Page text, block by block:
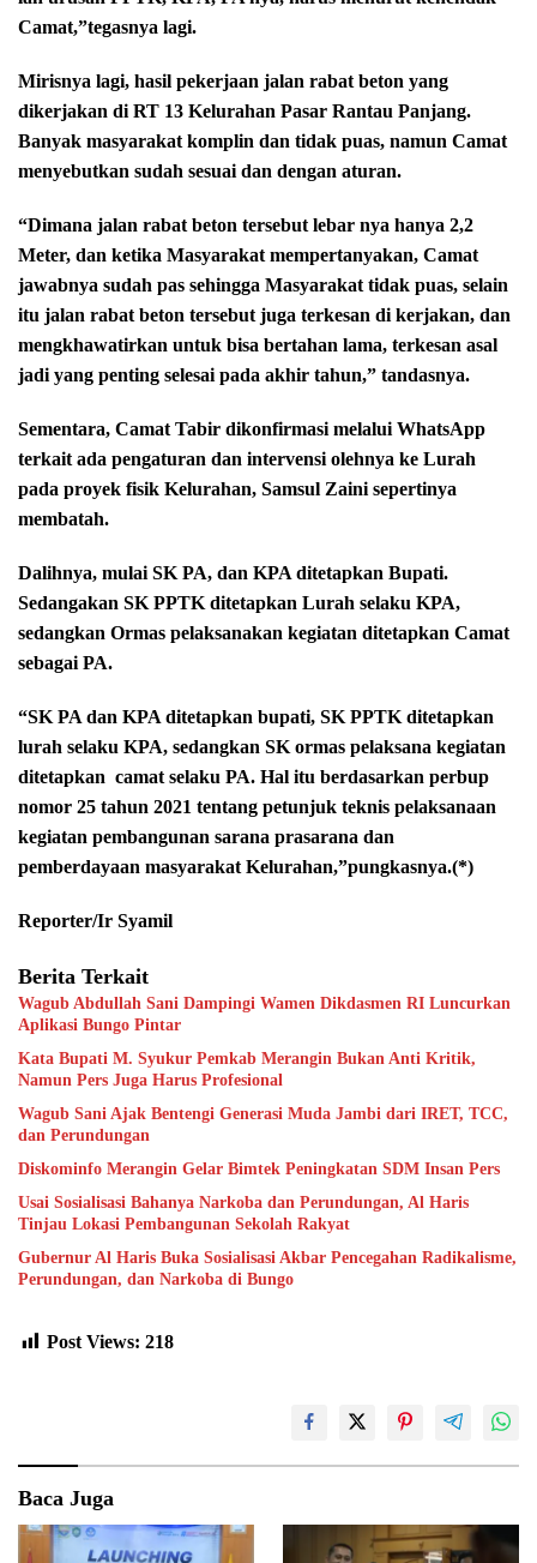
Camat,”tegasnya lagi.
Mirisnya lagi, hasil pekerjaan jalan rabat beton yang
dikerjakan di RT 13 Kelurahan Pasar Rantau Panjang.
Banyak masyarakat komplin dan tidak puas, namun Camat
menyebutkan sudah sesuai dan dengan aturan.
“Dimana jalan rabat beton tersebut lebar nya hanya 2,2
Meter, dan ketika Masyarakat mempertanyakan, Camat
jawabnya sudah pas sehingga Masyarakat tidak puas, selain
itu jalan rabat beton tersebut juga terkesan di kerjakan, dan
mengkhawatirkan untuk bisa bertahan lama, terkesan asal
jadi yang penting selesai pada akhir tahun,” tandasnya.
Sementara, Camat Tabir dikonfirmasi melalui WhatsApp
terkait ada pengaturan dan intervensi olehnya ke Lurah
pada proyek fisik Kelurahan, Samsul Zaini sepertinya
membatah.
Dalihnya, mulai SK PA, dan KPA ditetapkan Bupati.
Sedangakan SK PPTK ditetapkan Lurah selaku KPA,
sedangkan Ormas pelaksanakan kegiatan ditetapkan Camat
sebagai PA.
“SK PA dan KPA ditetapkan bupati, SK PPTK ditetapkan
lurah selaku KPA, sedangkan SK ormas pelaksana kegiatan
ditetapkan camat selaku PA. Hal itu berdasarkan perbup
nomor 25 tahun 2021 tentang petunjuk teknis pelaksanaan
kegiatan pembangunan sarana prasarana dan
pemberdayaan masyarakat Kelurahan,”pungkasnya.(*)
Reporter/Ir Syamil
Berita Terkait
Wagub Abdullah Sani Dampingi Wamen Dikdasmen RI Luncurkan
Aplikasi Bungo Pintar
Kata Bupati M. Syukur Pemkab Merangin Bukan Anti Kritik,
Namun Pers Juga Harus Profesional
Wagub Sani Ajak Bentengi Generasi Muda Jambi dari IRET, TCC,
dan Perundungan
Diskominfo Merangin Gelar Bimtek Peningkatan SDM Insan Pers
Usai Sosialisasi Bahanya Narkoba dan Perundungan, Al Haris
Tinjau Lokasi Pembangunan Sekolah Rakyat
Gubernur Al Haris Buka Sosialisasi Akbar Pencegahan Radikalisme,
Perundungan, dan Narkoba di Bungo
Post Views: 218
Baca Juga